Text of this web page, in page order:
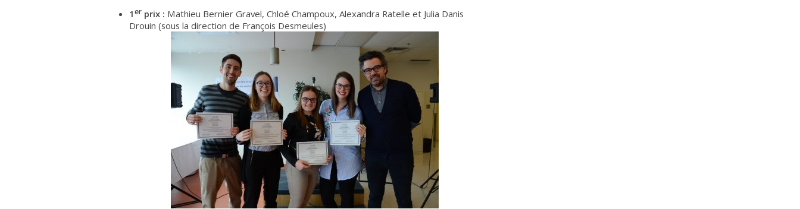
1er prix : Mathieu Bernier Gravel, Chloé Champoux, Alexandra Ratelle et Julia Danis
Drouin (sous la direction de François Desmeules)